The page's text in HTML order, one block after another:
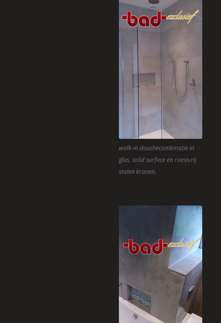
walk-in douchecombinatie in
glas, solid surface en roestvrij
stalen kranen.